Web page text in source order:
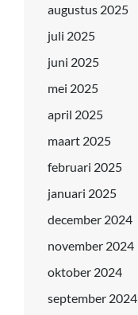
augustus 2025
juli 2025
juni 2025
mei 2025
april 2025
maart 2025
februari 2025
januari 2025
december 2024
november 2024
oktober 2024
september 2024